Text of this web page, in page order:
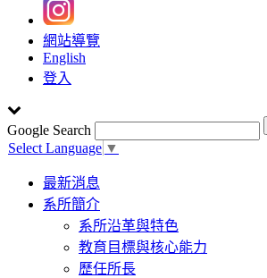
網站導覽
English
登入
Google Search
Select Language ▼
Toggle
navigation
最新消息
系所簡介
系所沿革與特色
教育目標與核心能力
歷任所長